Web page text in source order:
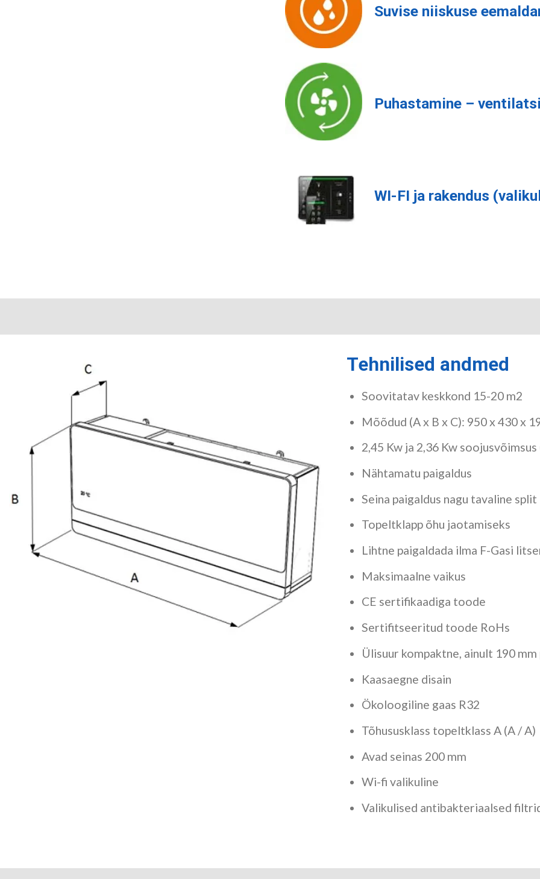
Suvise niiskuse
Puhastamine –
WI-FI ja rakendus
Tehnilised andmed
Soovitatav keskkond 15-20 m2
Mõõdud (A x B x C): 950 x 430 x
2,45 Kw ja 2,36 Kw
Nähtamatu paigaldus
Seina paigaldus nagu tavaline split
Topeltklapp õhu jaotamiseks
Lihtne paigaldada ilma F-Gasi
Maksimaalne vaikus
CE sertifikaadiga toode
Sertifitseeritud toode RoHs
Ülisuur kompaktne, ainult 190 mm
Kaasaegne disain
Ökoloogiline gaas R32
Tõhususklass topeltklass A (A / A)
Avad seinas 200 mm
Wi-fi valikuline
Valikulised antibakteriaalsed